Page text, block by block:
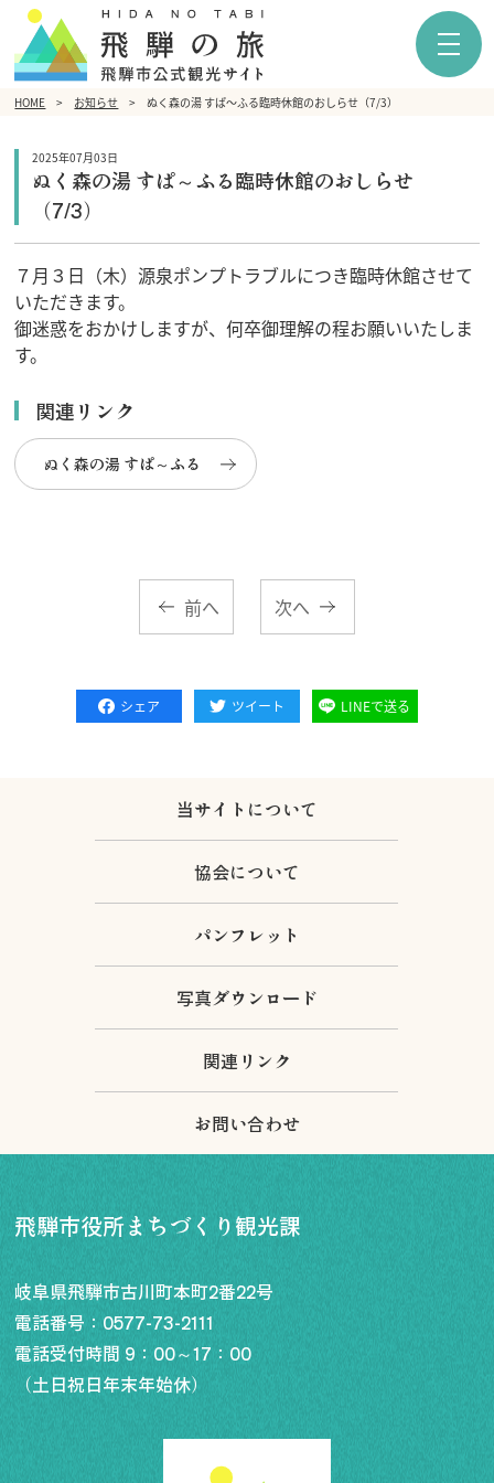
HOME お知らせ ぬく森の湯 すぱ～ふる臨時休館のおしらせ（7/3）
2025年07月03日
ぬく森の湯 すぱ～ふる臨時休館のおしらせ
（7/3）
７月３日（木）源泉ポンプトラブルにつき臨時休館させて
いただきます。
御迷惑をおかけしますが、何卒御理解の程お願いいたしま
す。
関連リンク
ぬく森の湯 すぱ～ふる
前へ 次へ
シェア ツイート LINEで送る
当サイトについて
協会について
パンフレット
写真ダウンロード
関連リンク
お問い合わせ
飛騨市役所まちづくり観光課
岐阜県飛騨市古川町本町2番22号
電話番号： 0577-73-2111
電話受付時間 9：00～17：00
（土日祝日年末年始休）